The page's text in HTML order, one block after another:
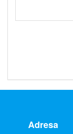
Adresa